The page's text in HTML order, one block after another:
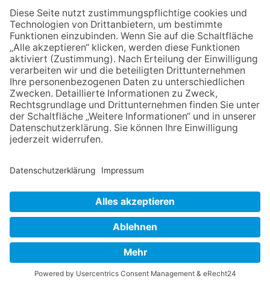
Sommerabend: Der Rettershof
lädt wieder zum Weinfest ein
06.08.2026
Hisamoto und Tölke begeistern
mit Werken von Walter
Wachsmuth
09.07.2026
Wasserampel steht auf Gelb:
Stadt ruft zum Wassersparen
auf
NACH OBEN
Datenschutz Netiquette FAQ
Powered bynative:media.